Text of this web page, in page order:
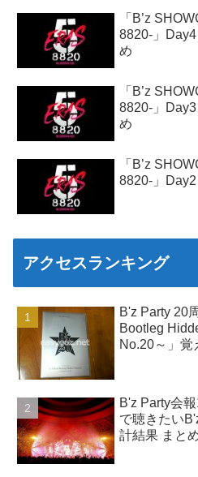
「B’z
8820-」
め
「B’z
8820-」
め
「B’z
8820-」
アクセスランキング
B'z Party 20
Bootleg
No.20～」覚
B'z Party会
で聴きたい
計結果 まと